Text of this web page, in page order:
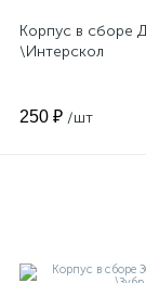
Корпус в сборе
\Интерскол
250 ₽ /шт